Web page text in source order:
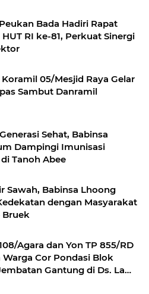
Bada Hadiri Rapat
RI ke-81, Perkuat Sinergi
05/Mesjid Raya Gelar
Sambut Danramil
Sehat, Babinsa
Dampingi Imunisasi
Tanoh Abee
Sawah, Babinsa Lhoong
dengan Masyarakat
Bruek
Agara dan Yon TP 855/RD
Warga Cor Pondasi Blok
Gantung di Ds. Lawe